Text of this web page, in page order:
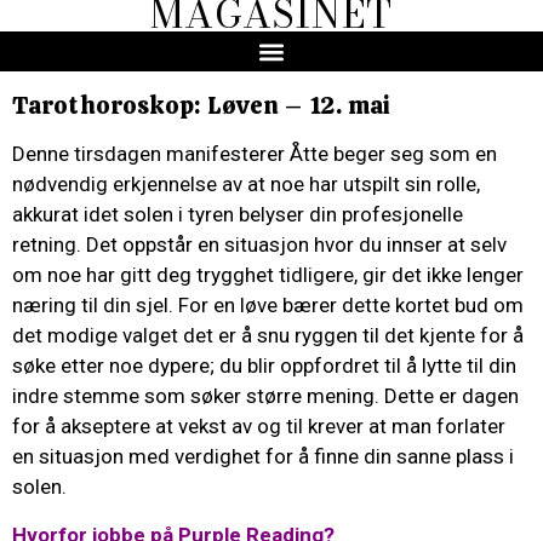
MAGASINET
Tarothoroskop: Løven – 12. mai
Denne tirsdagen manifesterer Åtte beger seg som en
nødvendig erkjennelse av at noe har utspilt sin rolle,
akkurat idet solen i tyren belyser din profesjonelle
retning. Det oppstår en situasjon hvor du innser at selv
om noe har gitt deg trygghet tidligere, gir det ikke lenger
næring til din sjel. For en løve bærer dette kortet bud om
det modige valget det er å snu ryggen til det kjente for å
søke etter noe dypere; du blir oppfordret til å lytte til din
indre stemme som søker større mening. Dette er dagen
for å akseptere at vekst av og til krever at man forlater
en situasjon med verdighet for å finne din sanne plass i
solen.
Hvorfor jobbe på Purple Reading?